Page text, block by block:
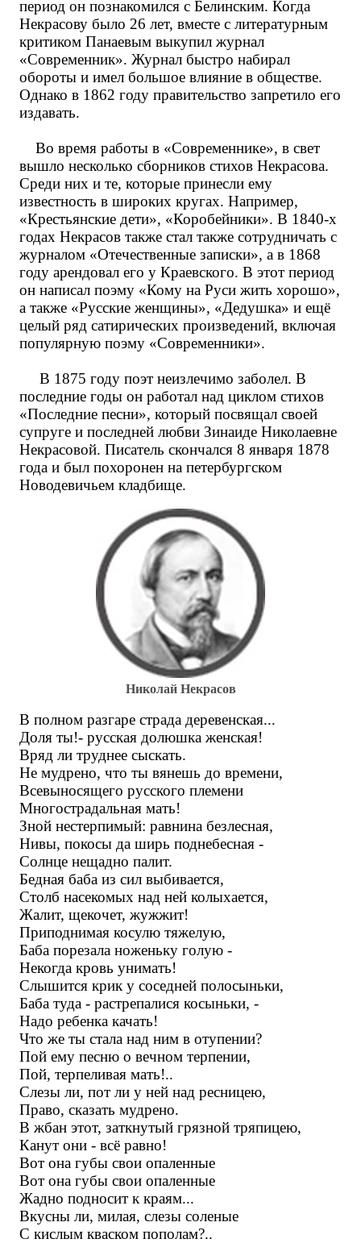
период он познакомился с Белинским. Когда
Некрасову было 26 лет, вместе с литературным
критиком Панаевым выкупил журнал
«Современник». Журнал быстро набирал
обороты и имел большое влияние в обществе.
Однако в 1862 году правительство запретило его
издавать.
Во время работы в «Современнике», в свет
вышло несколько сборников стихов Некрасова.
Среди них и те, которые принесли ему
известность в широких кругах. Например,
«Крестьянские дети», «Коробейники». В 1840-х
годах Некрасов также стал также сотрудничать с
журналом «Отечественные записки», а в 1868
году арендовал его у Краевского. В этот период
он написал поэму «Кому на Руси жить хорошо»,
а также «Русские женщины», «Дедушка» и ещё
целый ряд сатирических произведений, включая
популярную поэму «Современники».
В 1875 году поэт неизлечимо заболел. В
последние годы он работал над циклом стихов
«Последние песни», который посвящал своей
супруге и последней любви Зинаиде Николаевне
Некрасовой. Писатель скончался 8 января 1878
года и был похоронен на петербургском
Новодевичьем кладбище.
Николай Некрасов
В полном разгаре страда деревенская...
Доля ты!- русская долюшка женская!
Вряд ли труднее сыскать.
Не мудрено, что ты вянешь до времени,
Всевыносящего русского племени
Многострадальная мать!
Зной нестерпимый: равнина безлесная,
Нивы, покосы да ширь поднебесная -
Солнце нещадно палит.
Бедная баба из сил выбивается,
Столб насекомых над ней колыхается,
Жалит, щекочет, жужжит!
Приподнимая косулю тяжелую,
Баба порезала ноженьку голую -
Некогда кровь унимать!
Слышится крик у соседней полосыньки,
Баба туда - растрепалися косыньки, -
Надо ребенка качать!
Что же ты стала над ним в отупении?
Пой ему песню о вечном терпении,
Пой, терпеливая мать!..
Слезы ли, пот ли у ней над ресницею,
Право, сказать мудрено.
В жбан этот, заткнутый грязной тряпицею,
Канут они - всё равно!
Вот она губы свои опаленные
Вот она губы свои опаленные
Жадно подносит к краям...
Вкусны ли, милая, слезы соленые
С кислым кваском пополам?..